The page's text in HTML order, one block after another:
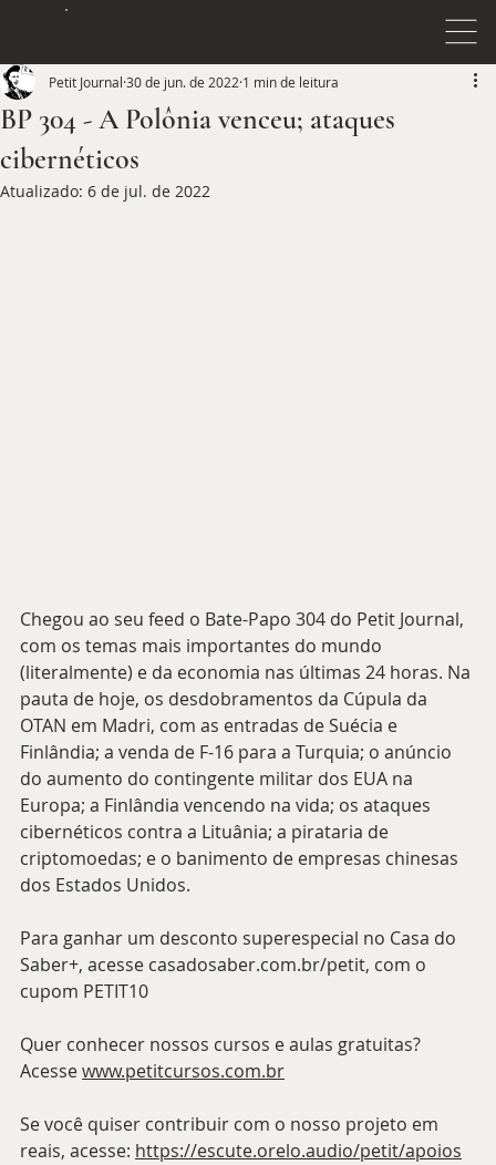
BP 304 - A Polônia venceu; ataques
cibernéticos
Petit Journal 30 de jun. de 2022 1 min de leitura
Atualizado: 6 de jul. de 2022
Chegou ao seu feed o Bate-Papo 304 do Petit Journal,
com os temas mais importantes do mundo
(literalmente) e da economia nas últimas 24 horas. Na
pauta de hoje, os desdobramentos da Cúpula da
OTAN em Madri, com as entradas de Suécia e
Finlândia; a venda de F-16 para a Turquia; o anúncio
do aumento do contingente militar dos EUA na
Europa; a Finlândia vencendo na vida; os ataques
cibernéticos contra a Lituânia; a pirataria de
criptomoedas; e o banimento de empresas chinesas
dos Estados Unidos.
Para ganhar um desconto superespecial no Casa do
Saber+, acesse casadosaber.com.br/petit, com o
cupom PETIT10
Quer conhecer nossos cursos e aulas gratuitas?
Acesse www.petitcursos.com.br
Se você quiser contribuir com o nosso projeto em
reais, acesse: https://escute.orelo.audio/petit/apoios